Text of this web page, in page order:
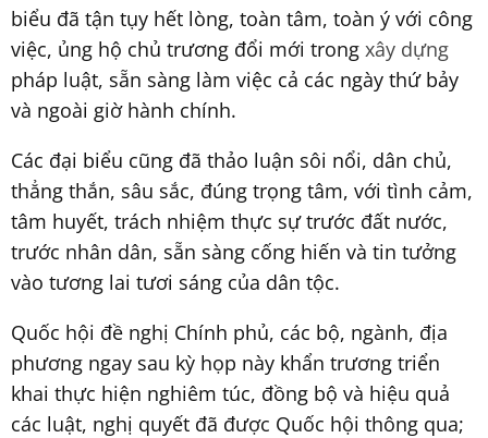
biểu đã tận tụy hết lòng, toàn tâm, toàn ý với công
việc, ủng hộ chủ trương đổi mới trong xây dựng
pháp luật, sẵn sàng làm việc cả các ngày thứ bảy
và ngoài giờ hành chính.
Các đại biểu cũng đã thảo luận sôi nổi, dân chủ,
thẳng thắn, sâu sắc, đúng trọng tâm, với tình cảm,
tâm huyết, trách nhiệm thực sự trước đất nước,
trước nhân dân, sẵn sàng cống hiến và tin tưởng
vào tương lai tươi sáng của dân tộc.
Quốc hội đề nghị Chính phủ, các bộ, ngành, địa
phương ngay sau kỳ họp này khẩn trương triển
khai thực hiện nghiêm túc, đồng bộ và hiệu quả
các luật, nghị quyết đã được Quốc hội thông qua;